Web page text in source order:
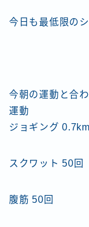
今日も最低限の
今朝の運動と合
運動
ジョギング 0.7km
スクワット 50回
腹筋 50回